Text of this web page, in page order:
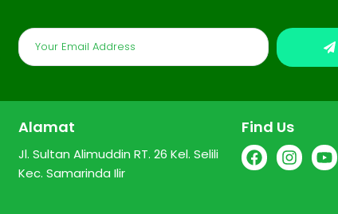
Alamat
Jl. Sultan Alimuddin RT. 26 Kel. Selili
Kec. Samarinda Ilir
Find Us